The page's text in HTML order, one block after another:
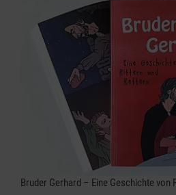
Bruder Gerhard – Eine Geschichte von